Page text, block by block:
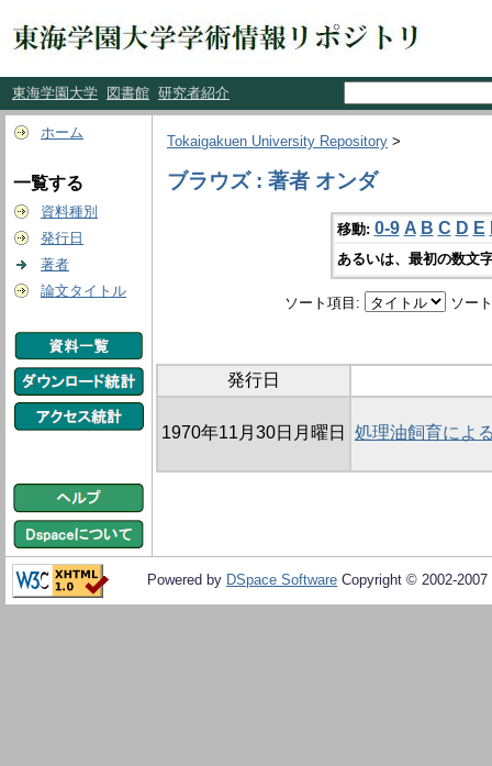
東海学園大学 図書館 研究者紹介
ホーム
一覧する
資料種別
発行日
著者
論文タイトル
Tokaigakuen University Repository >
ブラウズ : 著者 オンダ
移動: 0-9 A B C D E
あるいは、最初の数文
ソート項目: ソー
発行日
1970年11月30日月曜日 処理油飼育によ
Powered by DSpace Software Copyright © 2002-2007